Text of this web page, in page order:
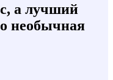
а лучший
необычная